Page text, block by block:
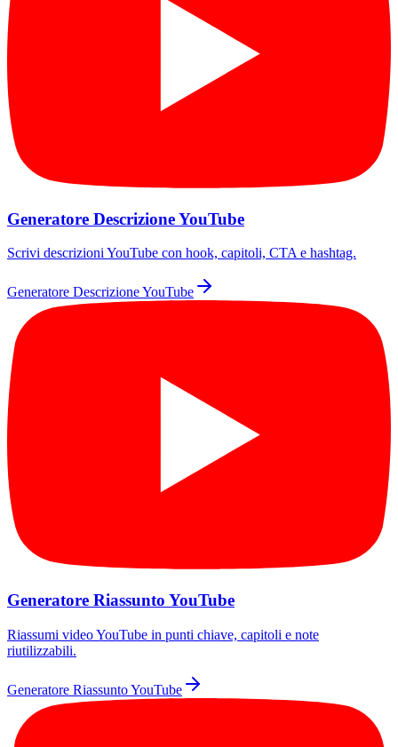
Generatore Descrizione YouTube
Scrivi descrizioni YouTube con hook, capitoli, CTA e hashtag.
Generatore Descrizione YouTube
Generatore Riassunto YouTube
Riassumi video YouTube in punti chiave, capitoli e note
riutilizzabili.
Generatore Riassunto YouTube